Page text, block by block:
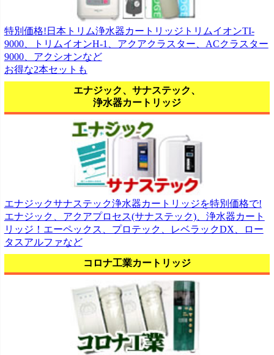
特別価格!日本トリム浄水器カートリッジトリムイオンTI-
9000、トリムイオンH-1、アクアクラスター、ACクラスター
9000、アクシオンなど
お得な2本セットも
エナジック、サナステック、
浄水器カートリッジ
エナジックサナステック浄水器カートリッジを特別価格で!
エナジック、アクアプロセス(サナステック)、浄水器カート
リッジ！エーペックス、プロテック、レベラックDX、ロー
タスアルファなど
コロナ工業カートリッジ